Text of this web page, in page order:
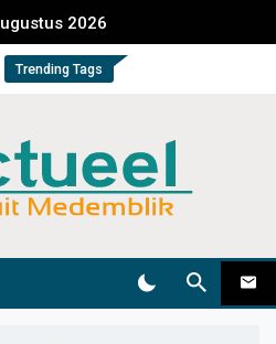
2026
Trending Tags